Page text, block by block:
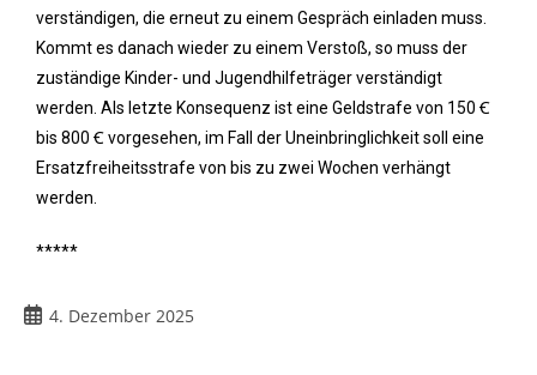
verständigen, die erneut zu einem Gespräch einladen muss.
Kommt es danach wieder zu einem Verstoß, so muss der
zuständige Kinder- und Jugendhilfeträger verständigt
werden. Als letzte Konsequenz ist eine Geldstrafe von 150 Ꞓ
bis 800 Ꞓ vorgesehen, im Fall der Uneinbringlichkeit soll eine
Ersatzfreiheitsstrafe von bis zu zwei Wochen verhängt
werden.
*****
4. Dezember 2025